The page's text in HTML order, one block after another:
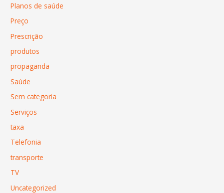
Planos de saúde
Preço
Prescrição
produtos
propaganda
Saúde
Sem categoria
Serviços
taxa
Telefonia
transporte
TV
Uncategorized